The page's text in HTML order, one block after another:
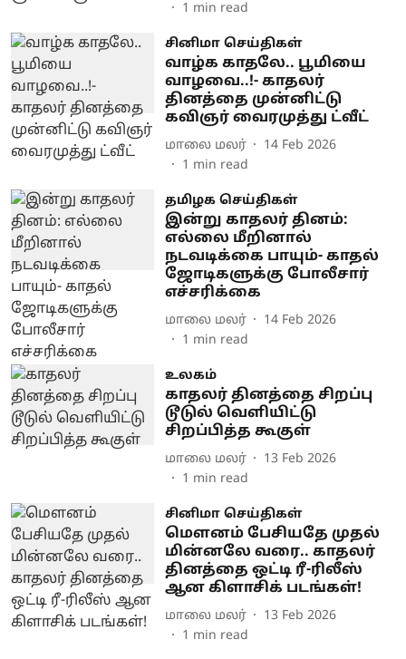
1 min read
சினிமா செய்திகள்
வாழ்க காதலே.. பூமியை
வாழவை..!- காதலர்
தினத்தை முன்னிட்டு
கவிஞர் வைரமுத்து ட்வீட்
மாலை மலர்
14 Feb 2026
1 min read
தமிழக செய்திகள்
இன்று காதலர் தினம்:
எல்லை மீறினால்
நடவடிக்கை பாயும்- காதல்
ஜோடிகளுக்கு போலீசார்
எச்சரிக்கை
மாலை மலர்
14 Feb 2026
1 min read
உலகம்
காதலர் தினத்தை சிறப்பு
டூடுல் வெளியிட்டு
சிறப்பித்த கூகுள்
மாலை மலர்
13 Feb 2026
1 min read
சினிமா செய்திகள்
மௌனம் பேசியதே முதல்
மின்னலே வரை.. காதலர்
தினத்தை ஒட்டி ரீ-ரிலீஸ்
ஆன கிளாசிக் படங்கள்!
மாலை மலர்
13 Feb 2026
1 min read